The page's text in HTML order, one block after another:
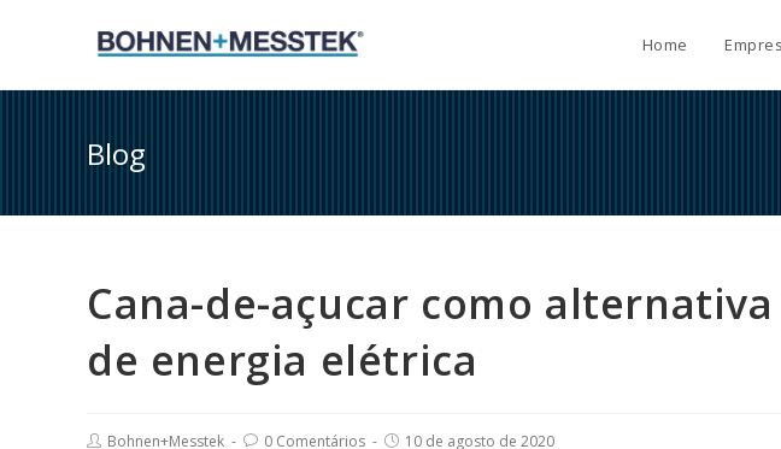
Home
Blog
Cana-de-açucar como
de energia elétrica
PostBohnen+Messtek
Post0 Comentários
Post10 de agosto de 2020